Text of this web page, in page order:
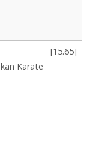
[15.65]
Karate